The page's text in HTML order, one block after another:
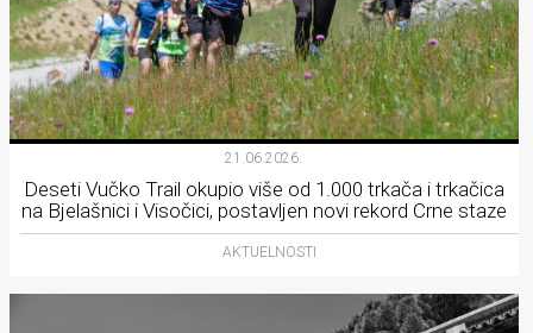
21.06.2026.
Deseti Vučko Trail okupio više od 1.000 trkača i trkačica
na Bjelašnici i Visočici, postavljen novi rekord Crne staze
AKTUELNOSTI